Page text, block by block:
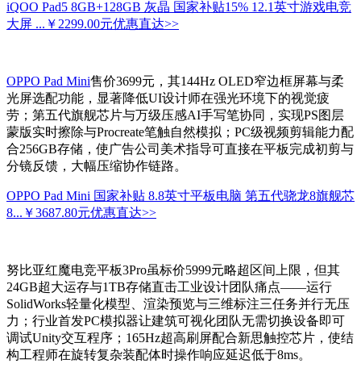
iQOO Pad5 8GB+128GB 灰晶 国家补贴15% 12.1英寸游戏电竞
大屏 ... ￥2299.00元优惠直达>>
OPPO Pad Mini售价3699元，其144Hz OLED窄边框屏幕与柔
光屏选配功能，显著降低UI设计师在强光环境下的视觉疲
劳；第五代旗舰芯片与万级压感AI手写笔协同，实现PS图层
蒙版实时擦除与Procreate笔触自然模拟；PC级视频剪辑能力配
合256GB存储，使广告公司美术指导可直接在平板完成初剪与
分镜反馈，大幅压缩协作链路。
OPPO Pad Mini 国家补贴 8.8英寸平板电脑 第五代骁龙8旗舰芯
8... ￥3687.80元优惠直达>>
努比亚红魔电竞平板3Pro虽标价5999元略超区间上限，但其
24GB超大运存与1TB存储直击工业设计团队痛点——运行
SolidWorks轻量化模型、渲染预览与三维标注三任务并行无压
力；行业首发PC模拟器让建筑可视化团队无需切换设备即可
调试Unity交互程序；165Hz超高刷屏配合新思触控芯片，使结
构工程师在旋转复杂装配体时操作响应延迟低于8ms。